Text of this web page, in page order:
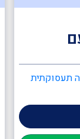
תעסוקתית